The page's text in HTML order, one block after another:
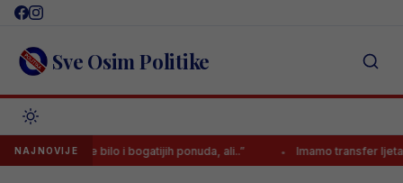
Skip
content Sve Osim Politike
NAJNOVIJE
je bilo i bogatijih ponuda, ali..” Imamo transfer ljeta od